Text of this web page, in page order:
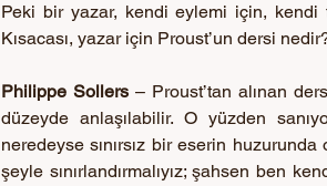
Peki bir yazar, kendi eylemi için, kendi
Kısacası, yazar için Proust’un dersi
Philippe Sollers – Proust’tan alınan
düzeyde anlaşılabilir. O yüzden
neredeyse sınırsız bir eserin
şeyle sınırlandırmalıyız; şahsen ben